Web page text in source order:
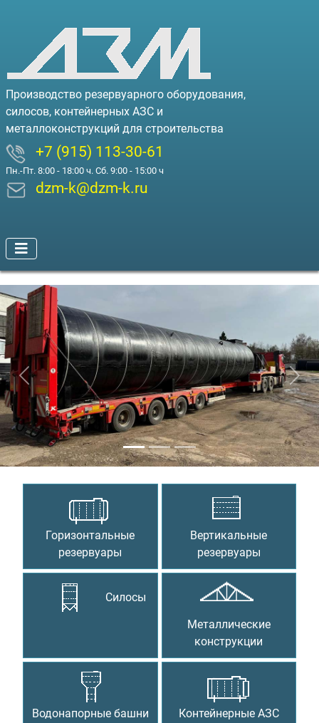
Производство резервуарного оборудования,
силосов, контейнерных АЗС и
металлоконструкций для строительства
+7 (915) 113-30-61
Пн.-Пт. 8:00 - 18:00 ч. Сб. 9:00 - 15:00 ч
dzm-k@dzm-k.ru
Предыдущий
Горизонтальные
резервуары
Вертикальные
резервуары
Силосы
Металлические
конструкции
Водонапорные башни Контейнерные АЗС